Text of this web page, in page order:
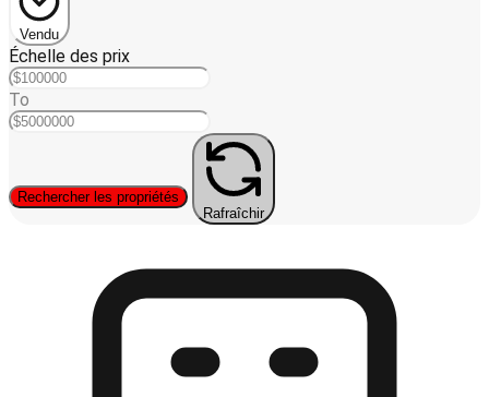
Vendu
Échelle des prix
To
Rechercher les propriétés
Rafraîchir